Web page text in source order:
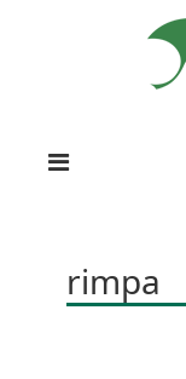
rimpa